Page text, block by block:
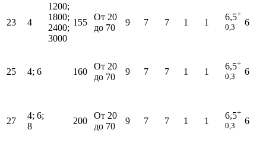
1200;
1800;
2400;
3000
23 4 155
От 20
до 70
9 7 7 1 1
6,5+
0,3
6
25 4; 6 160
От 20
до 70
9 7 7 1 1
6,5+
0,3
6
27
4; 6;
8
200
От 20
до 70
9 7 7 1 1
6,5+
0,3
6